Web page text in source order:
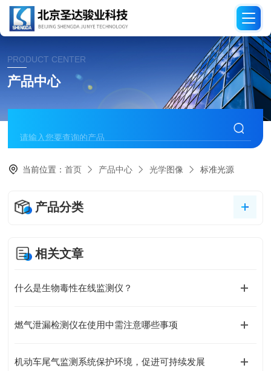
PRODUCT CENTER
产品中心
当前位置：首页 产品中心 光学图像 标准光源
产品分类
相关文章
什么是生物毒性在线监测仪？
燃气泄漏检测仪在使用中需注意哪些事项
机动车尾气监测系统保护环境，促进可持续发展